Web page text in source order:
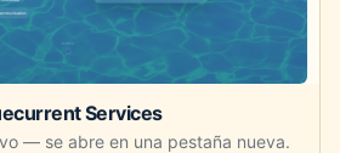
Services
— se abre en una pestaña nueva.